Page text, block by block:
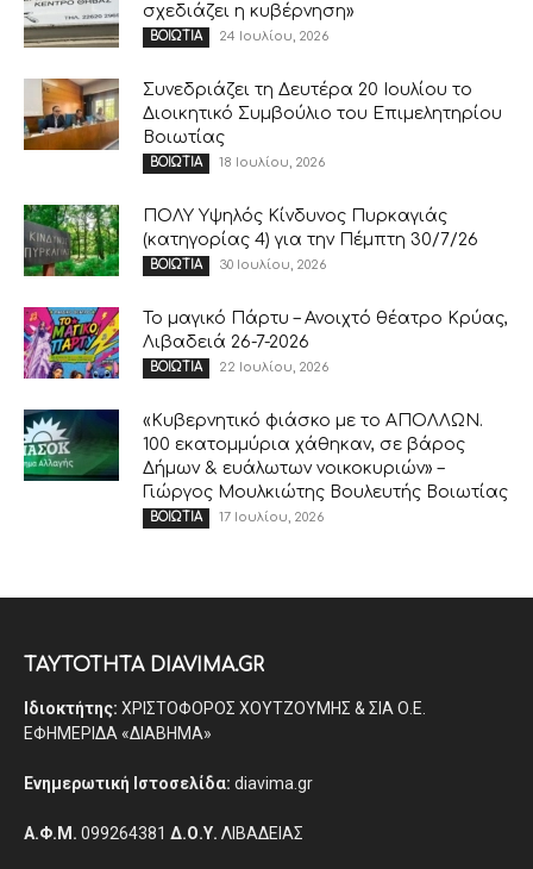
σχεδιάζει η κυβέρνηση»
ΒΟΙΩΤΙΑ 24 Ιουλίου, 2026
Συνεδριάζει τη Δευτέρα 20 Ιουλίου το
Διοικητικό Συμβούλιο του Επιμελητηρίου
Βοιωτίας
ΒΟΙΩΤΙΑ 18 Ιουλίου, 2026
ΠΟΛΥ Υψηλός Κίνδυνος Πυρκαγιάς
(κατηγορίας 4) για την Πέμπτη 30/7/26
ΒΟΙΩΤΙΑ 30 Ιουλίου, 2026
Το μαγικό Πάρτυ – Ανοιχτό θέατρο Κρύας,
Λιβαδειά 26-7-2026
ΒΟΙΩΤΙΑ 22 Ιουλίου, 2026
«Κυβερνητικό φιάσκο με το ΑΠΟΛΛΩΝ.
100 εκατομμύρια χάθηκαν, σε βάρος
Δήμων & ευάλωτων νοικοκυριών» –
Γιώργος Μουλκιώτης Βουλευτής Βοιωτίας
ΒΟΙΩΤΙΑ 17 Ιουλίου, 2026
ΤΑΥΤΟΤΗΤΑ DIAVIMA.GR
Ιδιοκτήτης: ΧΡΙΣΤΟΦΟΡΟΣ ΧΟΥΤΖΟΥΜΗΣ & ΣΙΑ Ο.Ε.
ΕΦΗΜΕΡΙΔΑ «ΔΙΑΒΗΜΑ»
Ενημερωτική Ιστοσελίδα: diavima.gr
Α.Φ.Μ. 099264381 Δ.Ο.Υ. ΛΙΒΑΔΕΙΑΣ